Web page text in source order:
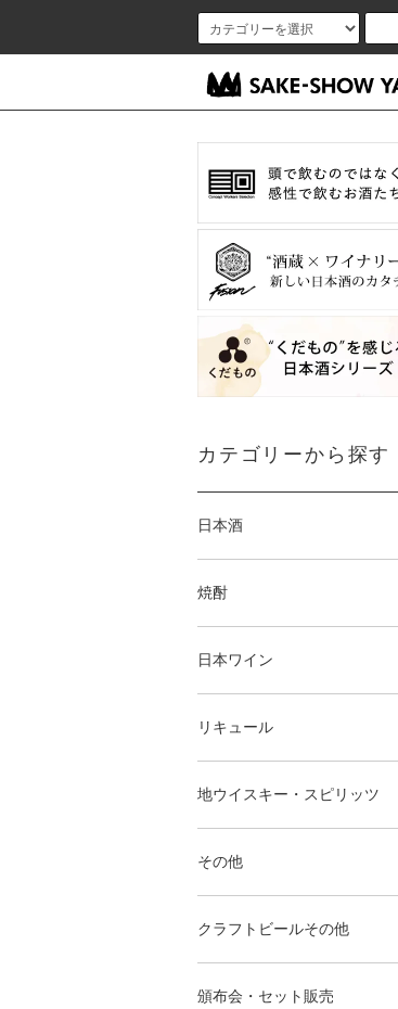
カテゴリーから探す
日本酒
焼酎
日本ワイン
リキュール
地ウイスキー・スピリッツ
その他
クラフトビールその他
頒布会・セット販売